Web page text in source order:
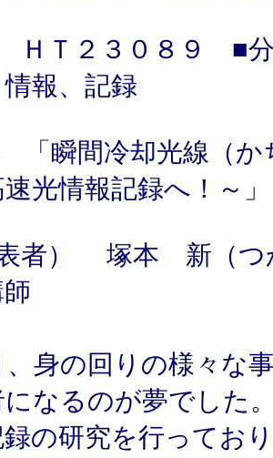
ＨＴ２３０８９ ■
報、記録
瞬間冷却光線（か
光情報記録へ！～」
者） 塚本 新（つ
身の回りの様々な
なるのが夢でした
の研究を行ってお